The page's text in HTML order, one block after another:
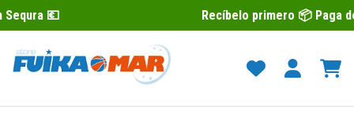
Recíbelo primero 📦 Paga después con